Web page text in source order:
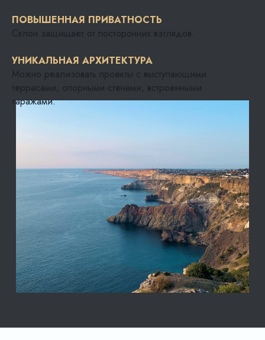
ПОВЫШЕННАЯ ПРИВАТНОСТЬ
Склон защищает от посторонних взглядов.
УНИКАЛЬНАЯ АРХИТЕКТУРА
Можно реализовать проекты с выступающими
террасами, опорными стенами, встроенными
гаражами.